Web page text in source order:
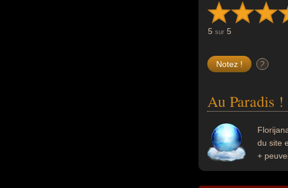
5 sur 5
?
Au Paradis !
du site
+